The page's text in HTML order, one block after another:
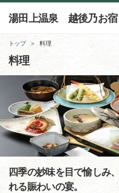
湯田上温泉 越後乃お
トップ 料理
料理
四季の妙味を目で愉しみ
れる賑わいの宴。